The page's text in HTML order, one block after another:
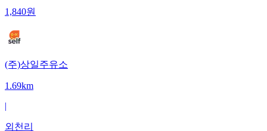
1,840원
(주)상일주유소
1.69km
|
외천리